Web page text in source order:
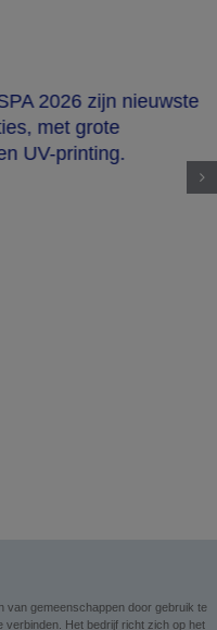
2026 zijn nieuwste
met grote
UV-printing.
van gemeenschappen door gebruik te
verbinden. Het bedrijf richt zich op het